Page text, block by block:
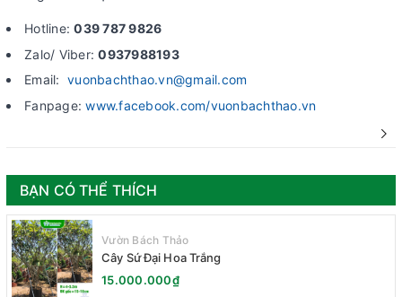
Hotline:039 787 9826
Zalo/ Viber:0937988193
Email: vuonbachthao.vn@gmail.com
Fanpage:www.facebook.com/vuonbachthao.vn
BẠN CÓ THỂ THÍCH
Vườn Bách Thảo
Cây Sứ Đại Hoa Trắng
15.000.000₫